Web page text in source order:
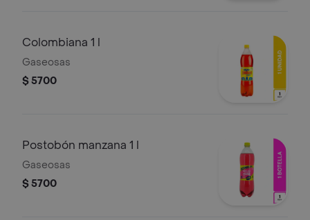
Colombiana 1 l
Gaseosas
$ 5700
Postobón manzana 1 l
Gaseosas
$ 5700